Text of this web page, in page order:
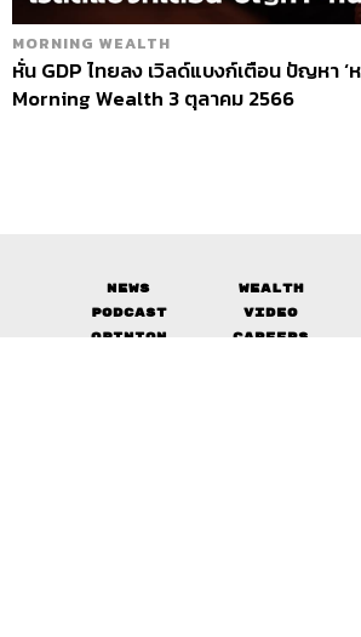
MORNING WEALTH
หั่น GDP ไทยลง เวิลด์แบงก์เตือน ปัญหา ‘
Morning Wealth 3 ตุลาคม 2566
News Wealth
Podcast
Video
Opinion
Careers